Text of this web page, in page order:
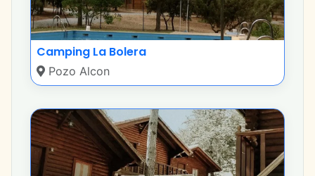
Camping La Bolera
Pozo Alcon